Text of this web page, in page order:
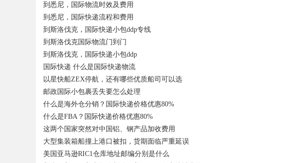
到悉尼，国际物流时效及费用
到悉尼，国际快递流程和费用
到斯洛伐克，国际快递小包ddp专线
到斯洛伐克国际物流门到门
到斯洛伐克，国际快递小包ddp
国际快递 什么是国际快递物流
以星快船ZEX停航，还有哪些优质船司可以选
邮政国际小包裹丢失要怎么处理
什么是海外仓分销？国际快递价格优惠80%
什么是FBA？国际快递价格优惠80%
这两个国家突然对中国铝、钢产品加收费用
大型集装箱船撞上港口被扣，货期面临严重延误
美国亚马逊RIC1仓库地址邮编分别是什么